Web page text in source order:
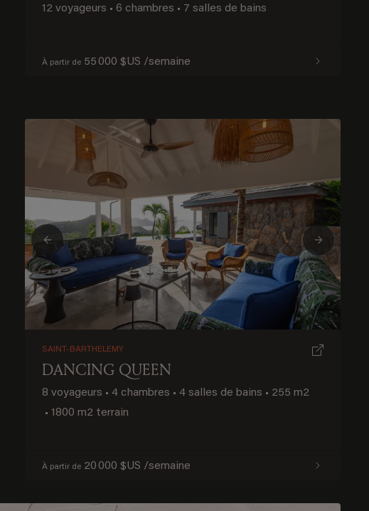
Previous Next
SAINT-BARTHELEMY
DANCING QUEEN
8 voyageurs • 4 chambres • 4 salles de bains • 255 m2
• 1800 m2 terrain
À partir de 20 000 $US /semaine
12 voyageurs • 6 chambres • 7 salles de bains
À partir de 55 000 $US /semaine